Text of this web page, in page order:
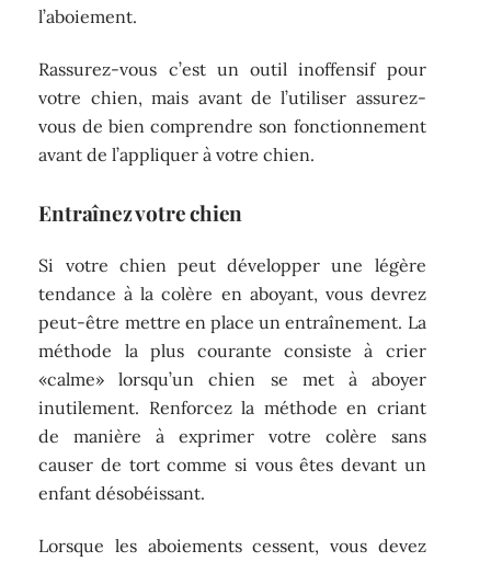
l’aboiement.
Rassurez-vous c’est un outil inoffensif pour
votre chien, mais avant de l’utiliser assurez-
vous de bien comprendre son fonctionnement
avant de l’appliquer à votre chien.
Entraînez votre chien
Si votre chien peut développer une légère
tendance à la colère en aboyant, vous devrez
peut-être mettre en place un entraînement. La
méthode la plus courante consiste à crier
«calme» lorsqu’un chien se met à aboyer
inutilement. Renforcez la méthode en criant
de manière à exprimer votre colère sans
causer de tort comme si vous êtes devant un
enfant désobéissant.
Lorsque les aboiements cessent, vous devez